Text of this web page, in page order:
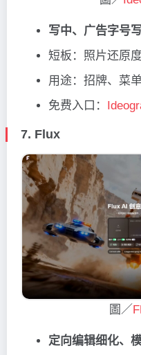
写中、广告字号
短板：照片还原
用途：招牌、菜
免费入口：
7. Flux
圖／
定向编辑细化、